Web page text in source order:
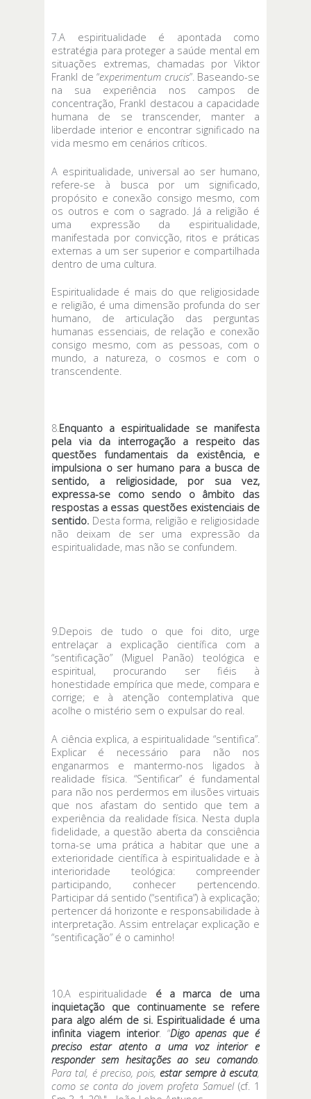
7.A espiritualidade é apontada como
estratégia para proteger a saúde mental em
situações extremas, chamadas por Viktor
Frankl de “experimentum crucis”. Baseando-se
na sua experiência nos campos de
concentração, Frankl destacou a capacidade
humana de se transcender, manter a
liberdade interior e encontrar significado na
vida mesmo em cenários críticos.
A espiritualidade, universal ao ser humano,
refere-se à busca por um significado,
propósito e conexão consigo mesmo, com
os outros e com o sagrado. Já a religião é
uma expressão da espiritualidade,
manifestada por convicção, ritos e práticas
externas a um ser superior e compartilhada
dentro de uma cultura.
Espiritualidade é mais do que religiosidade
e religião, é uma dimensão profunda do ser
humano, de articulação das perguntas
humanas essenciais, de relação e conexão
consigo mesmo, com as pessoas, com o
mundo, a natureza, o cosmos e com o
transcendente.
8. Enquanto a espiritualidade se manifesta
pela via da interrogação a respeito das
questões fundamentais da existência, e
impulsiona o ser humano para a busca de
sentido, a religiosidade, por sua vez,
expressa-se como sendo o âmbito das
respostas a essas questões existenciais de
sentido. Desta forma, religião e religiosidade
não deixam de ser uma expressão da
espiritualidade, mas não se confundem.
9.Depois de tudo o que foi dito, urge
entrelaçar a explicação científica com a
“sentificação” (Miguel Panão) teológica e
espiritual, procurando ser fiéis à
honestidade empírica que mede, compara e
corrige; e à atenção contemplativa que
acolhe o mistério sem o expulsar do real.
A ciência explica, a espiritualidade “sentifica”.
Explicar é necessário para não nos
enganarmos e mantermo-nos ligados à
realidade física. “Sentificar” é fundamental
para não nos perdermos em ilusões virtuais
que nos afastam do sentido que tem a
experiência da realidade física. Nesta dupla
fidelidade, a questão aberta da consciência
torna-se uma prática a habitar que une a
exterioridade científica à espiritualidade e à
interioridade teológica: compreender
participando, conhecer pertencendo.
Participar dá sentido (“sentifica”) à explicação;
pertencer dá horizonte e responsabilidade à
interpretação. Assim entrelaçar explicação e
“sentificação” é o caminho!
10.A espiritualidade é a marca de uma
inquietação que continuamente se refere
para algo além de si. Espiritualidade é uma
infinita viagem interior. “Digo apenas que é
preciso estar atento a uma voz interior e
responder sem hesitações ao seu comando.
Para tal, é preciso, pois,estar sempre à escuta,
como se conta do jovem profeta Samuel(cf. 1